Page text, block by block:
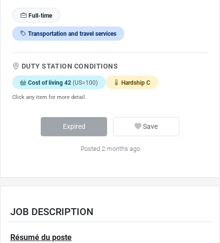
Full-time
Transportation and travel services
DUTY STATION CONDITIONS
Cost of living 42 (US=100) Hardship C
Click any item for more detail.
Expired Save
Posted 2 months ago
JOB DESCRIPTION
Résumé du poste